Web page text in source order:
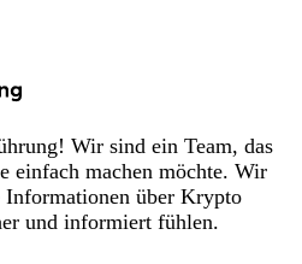
Wir sind ein Team, das
einfach machen möchte. Wir
Informationen über Krypto
und informiert fühlen.